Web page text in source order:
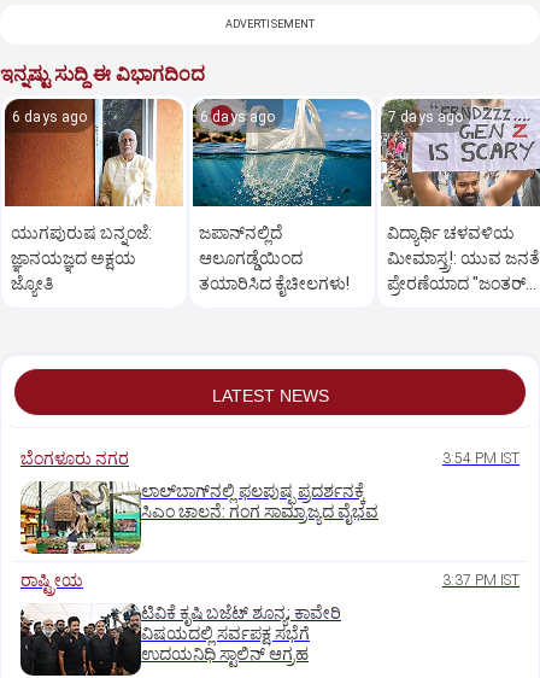
ADVERTISEMENT
ಇನ್ನಷ್ಟು ಸುದ್ದಿ ಈ ವಿಭಾಗದಿಂದ
6 days ago
ಯುಗಪುರುಷ ಬನ್ನಂಜೆ:
ಜ್ಞಾನಯಜ್ಞದ ಅಕ್ಷಯ
ಜ್ಯೋತಿ
6 days ago
ಜಪಾನ್‌ನಲ್ಲಿ‌ದೆ
ಆಲೂಗಡ್ಡೆಯಿಂದ
ತಯಾರಿಸಿದ ಕೈಚೀಲಗಳು!
7 days ago
ವಿದ್ಯಾರ್ಥಿ ಚಳವಳಿಯ
ಮೀಮಾಸ್ತ್ರ!: ಯುವ
ಪ್ರೇರಣೆಯಾದ "ಜಂತರ್‌
LATEST NEWS
ಬೆಂಗಳೂರು ನಗರ 3:54 PM IST
ಲಾಲ್‌ಬಾಗ್‌ನಲ್ಲಿ ಫಲಪುಷ್ಪ ಪ್ರದರ್ಶನಕ್ಕೆ
ಸಿಎಂ ಚಾಲನೆ: ಗಂಗ ಸಾಮ್ರಾಜ್ಯದ ವೈಭವ
ರಾಷ್ಟ್ರೀಯ 3:37 PM IST
ಟಿವಿಕೆ ಕೃಷಿ ಬಜೆಟ್ ಶೂನ್ಯ; ಕಾವೇರಿ
ವಿಷಯದಲ್ಲಿ ಸರ್ವಪಕ್ಷ ಸಭೆಗೆ
ಉದಯನಿಧಿ ಸ್ಟಾಲಿನ್ ಆಗ್ರಹ